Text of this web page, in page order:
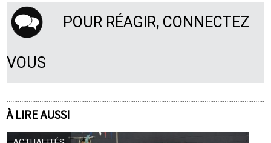
POUR RÉAGIR, CONNECTEZ
VOUS
À LIRE AUSSI